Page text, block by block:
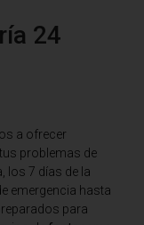
24
a ofrecer
problemas de
los 7 días de la
emergencia hasta
para